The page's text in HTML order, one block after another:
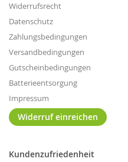
Widerrufsrecht
Datenschutz
Zahlungsbedingungen
Versandbedingungen
Gutscheinbedingungen
Batterieentsorgung
Impressum
Widerruf einreichen
Kundenzufriedenheit